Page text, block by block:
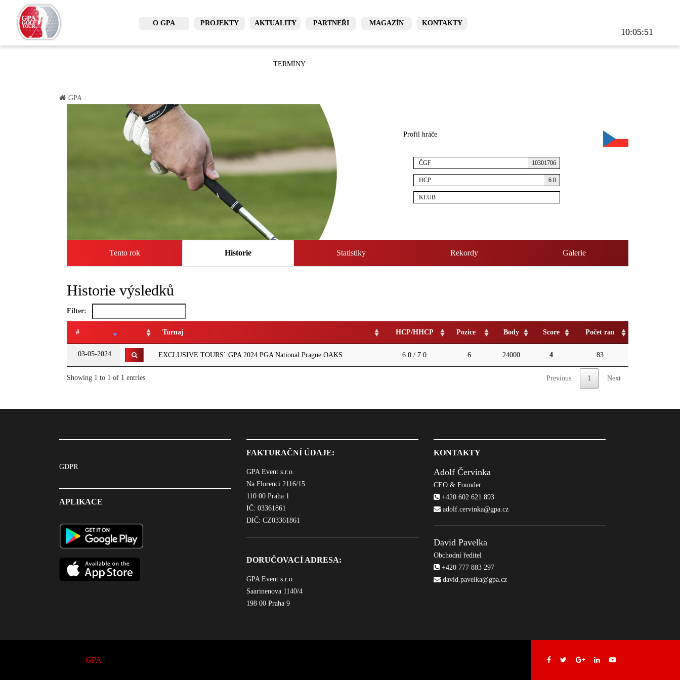
10:05:51
O GPA PROJEKTY AKTUALITY PARTNEŘI MAGAZÍN KONTAKTY
TERMÍNY
GPA
Profil hráče
ČGF 10301706
HCP 6.0
KLUB
Tento rok Historie Statistiky Rekordy Galerie
Historie výsledků
Filter:
# Turnaj HCP/HHCP Pozice Body Score Počet ran
03-05-2024 EXCLUSIVE TOURS` GPA 2024 PGA National Prague OAKS 6.0 / 7.0 6 24000 4 83
Showing 1 to 1 of 1 entries Previous 1 Next
GDPR
APLIKACE
FAKTURAČNÍ ÚDAJE:
GPA Event s.r.o.
Na Florenci 2116/15
110 00 Praha 1
IČ: 03361861
DIČ: CZ03361861
DORUČOVACÍ ADRESA:
GPA Event s.r.o.
Saarinenova 1140/4
198 00 Praha 9
KONTAKTY
Adolf Červinka
CEO & Founder
+420 602 621 893
adolf.cervinka@gpa.cz
David Pavelka
Obchodní ředitel
+420 777 883 297
david.pavelka@gpa.cz
GPA